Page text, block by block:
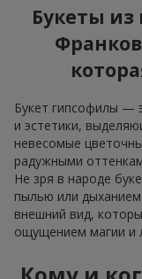
Букеты из
Букет гипсофилы —
и эстетики,
невесомые
радужными
Не зря в народе
пылью или
внешний вид,
ощущением магии и